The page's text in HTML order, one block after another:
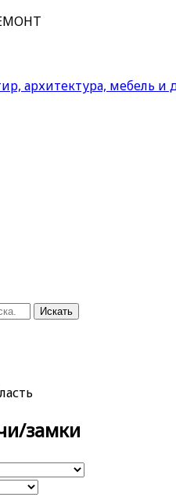
Искать
замки